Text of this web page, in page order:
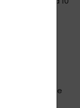
Materiál
čípků.
%.
Registrace